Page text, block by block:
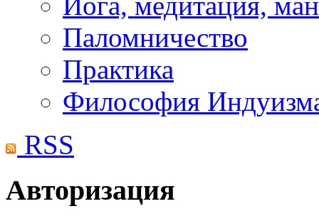
Паломничество
Практика
Философия
RSS
Авторизация